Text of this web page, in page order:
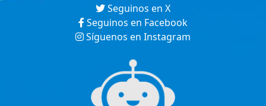
Seguinos en X
Seguinos en Facebook
Síguenos en Instagram